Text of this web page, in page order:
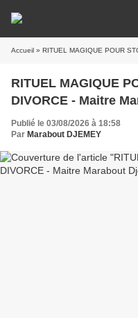
Accueil » RITUEL MAGIQUE POUR
RITUEL MAGIQUE
DIVORCE - Maitre
Publié le 03/08/2026 à 18:58
Par Marabout DJEMEY